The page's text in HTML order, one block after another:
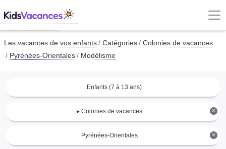
Les vacances de vos enfants Catégories
Colonies de vacances
Pyrénées-Orientales
Modélisme
Enfants (7 à 13 ans)
×
▸ Colonies de vacances
×
Pyrénées-Orientales